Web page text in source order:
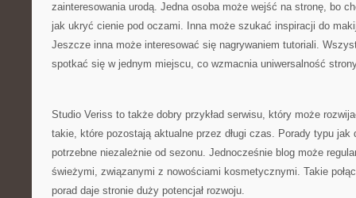
zainteresowania urodą. Jedna osoba może wejść na stronę, bo
jak ukryć cienie pod oczami. Inna może szukać inspiracji do
Jeszcze inna może interesować się nagrywaniem tutoriali.
spotkać się w jednym miejscu, co wzmacnia uniwersalność
Studio Veriss to także dobry przykład serwisu, który może
takie, które pozostają aktualne przez długi czas. Porady typu jak
potrzebne niezależnie od sezonu. Jednocześnie blog może
świeżymi, związanymi z nowościami kosmetycznymi. Takie
porad daje stronie duży potencjał rozwoju.